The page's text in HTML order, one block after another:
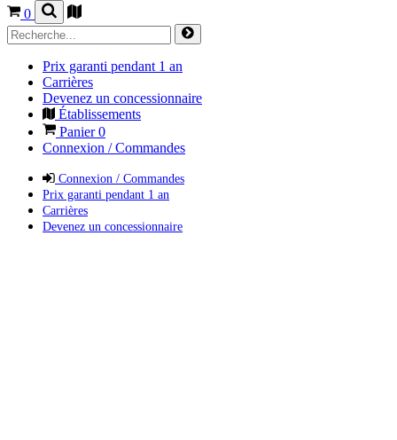
0
Prix garanti pendant 1 an
Carrières
Devenez un concessionnaire
Établissements
Panier0
Connexion / Commandes
Connexion / Commandes
Prix garanti pendant 1 an
Carrières
Devenez un concessionnaire